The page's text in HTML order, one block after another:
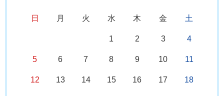
日 月 火 水 木 金 土
1 2 3 4
5 6 7 8 9 10 11
12 13 14 15 16 17 18